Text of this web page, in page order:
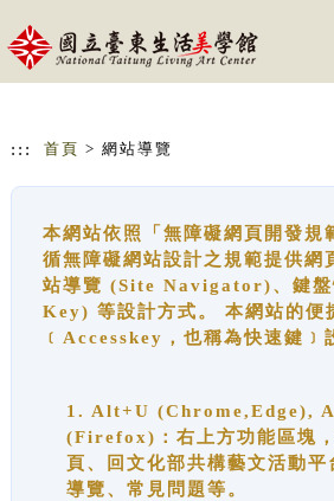
::: 首頁 > 網站導覽
本網站依照「無障礙網頁開發規
循無障礙網站設計之規範提供
站導覽 (Site Navigator)、鍵盤
Key) 等設計方式。 本網站的便
﹝Accesskey，也稱為快速鍵﹞
1. Alt+U (Chrome,Edge),
(Firefox)：右上方功能區塊
頁、回文化部共構藝文活動平
導覽、常見問題等。